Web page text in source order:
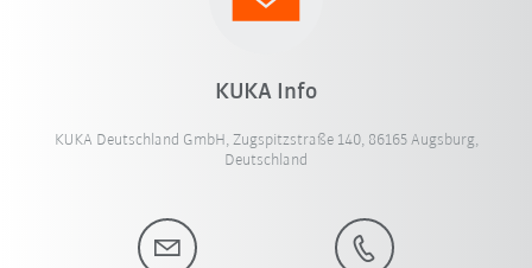
KUKA Info
KUKA Deutschland GmbH, Zugspitzstraße 140, 86165 Augsburg,
Deutschland